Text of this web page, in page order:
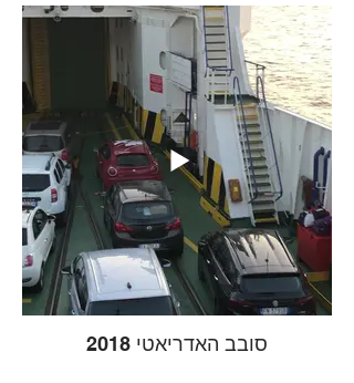
סובב האדריאטי 2018